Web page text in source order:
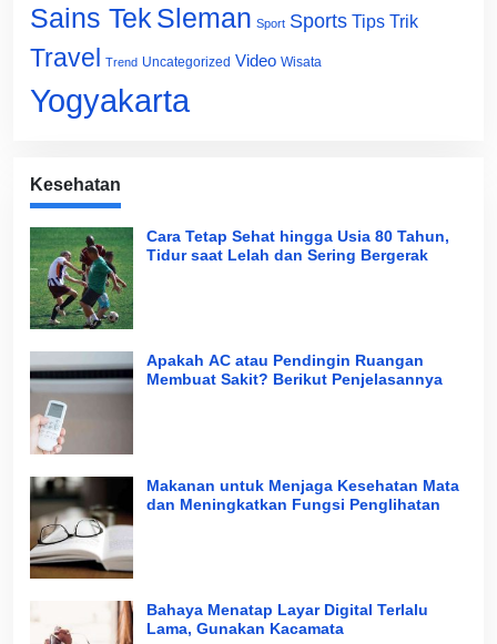
Sains Tek Sleman Sport Sports Tips Trik
Travel Trend Uncategorized Video Wisata
Yogyakarta
Kesehatan
Cara Tetap Sehat hingga Usia 80 Tahun,
Tidur saat Lelah dan Sering Bergerak
Apakah AC atau Pendingin Ruangan
Membuat Sakit? Berikut Penjelasannya
Makanan untuk Menjaga Kesehatan Mata
dan Meningkatkan Fungsi Penglihatan
Bahaya Menatap Layar Digital Terlalu
Lama, Gunakan Kacamata